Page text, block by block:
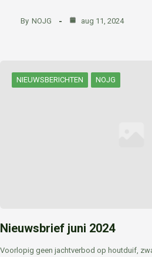
By NOJG aug 11, 2024
NIEUWSBERICHTEN NOJG
Nieuwsbrief juni 2024
Voorlopig geen jachtverbod op houtduif,